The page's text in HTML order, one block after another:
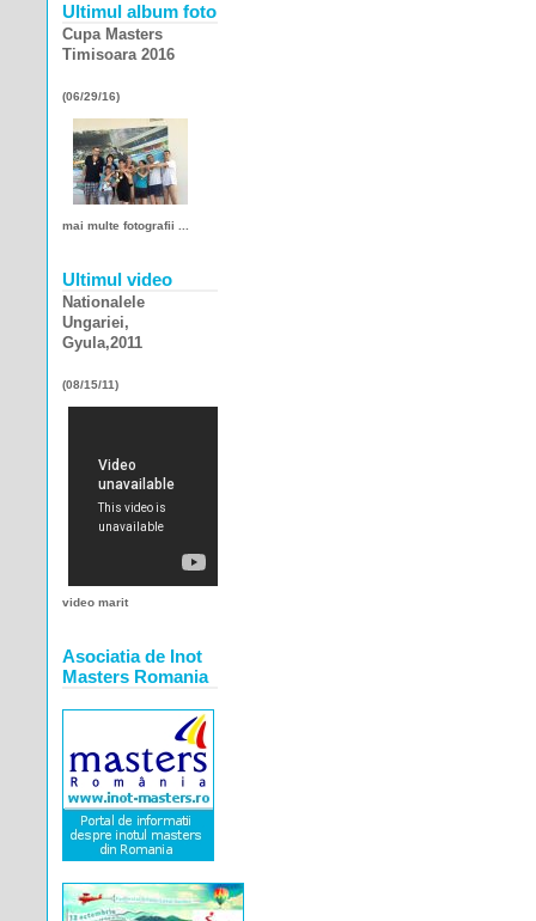
Ultimul album foto
Cupa Masters
Timisoara 2016
(06/29/16)
mai multe fotografii ...
Ultimul video
Nationalele
Ungariei,
Gyula,2011
(08/15/11)
video marit
Asociatia de Inot
Masters Romania